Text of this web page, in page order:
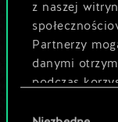
z naszej
Partnerzy
danymi
podczas